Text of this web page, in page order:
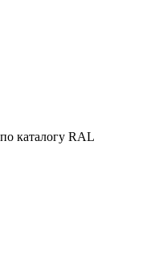
каталогу RAL